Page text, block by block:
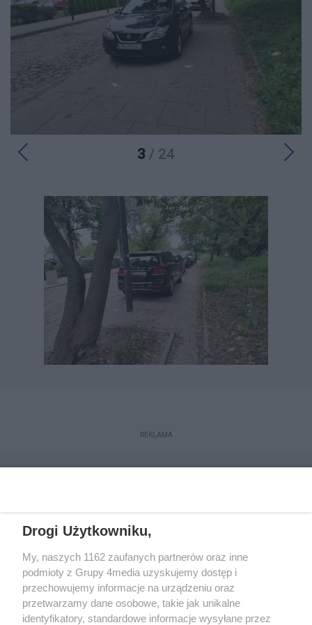
3 / 24
REKLAMA
Reklama Kontakt Regulamin
Dystrybucja
Regulamin prenumeraty
Polityka Prywatności
Drogi Użytkowniku,
My, naszych 1162 zaufanych partnerów oraz inne
podmioty z Grupy 4media uzyskujemy dostęp i
przechowujemy informacje na urządzeniu oraz
przetwarzamy dane osobowe, takie jak unikalne
identyfikatory, standardowe informacje wysyłane przez